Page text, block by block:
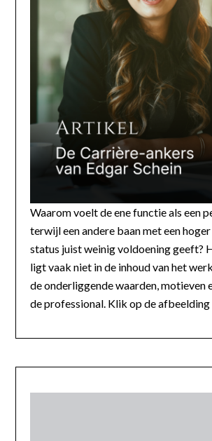
Waarom voelt de ene functie als een
terwijl een andere baan met een
status juist weinig voldoening geeft?
ligt vaak niet in de inhoud van het
de onderliggende waarden, motieven
de professional. Klik op de afbeelding